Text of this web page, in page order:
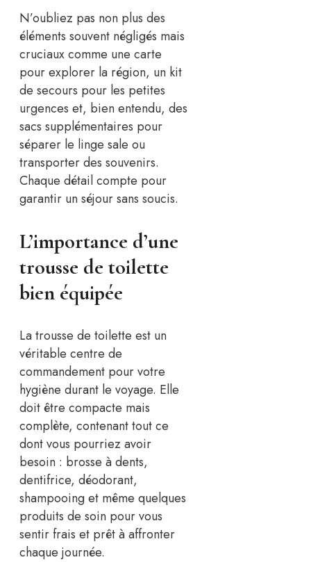
N’oubliez pas non plus des
éléments souvent négligés mais
cruciaux comme une carte
pour explorer la région, un kit
de secours pour les petites
urgences et, bien entendu, des
sacs supplémentaires pour
séparer le linge sale ou
transporter des souvenirs.
Chaque détail compte pour
garantir un séjour sans soucis.
L’importance d’une
trousse de toilette
bien équipée
La trousse de toilette est un
véritable centre de
commandement pour votre
hygiène durant le voyage. Elle
doit être compacte mais
complète, contenant tout ce
dont vous pourriez avoir
besoin : brosse à dents,
dentifrice, déodorant,
shampooing et même quelques
produits de soin pour vous
sentir frais et prêt à affronter
chaque journée.